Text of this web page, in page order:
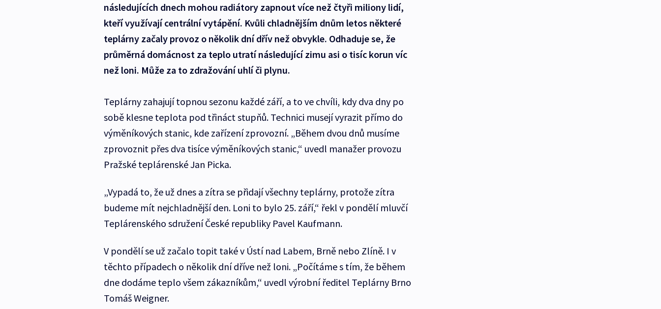
následujících dnech mohou radiátory zapnout více než čtyři miliony lidí,
kteří využívají centrální vytápění. Kvůli chladnějším dnům letos některé
teplárny začaly provoz o několik dní dřív než obvykle. Odhaduje se, že
průměrná domácnost za teplo utratí následující zimu asi o tisíc korun víc
než loni. Může za to zdražování uhlí či plynu.
Teplárny zahajují topnou sezonu každé září, a to ve chvíli, kdy dva dny po
sobě klesne teplota pod třináct stupňů. Technici musejí vyrazit přímo do
výměníkových stanic, kde zařízení zprovozní. „Během dvou dnů musíme
zprovoznit přes dva tisíce výměníkových stanic,“ uvedl manažer provozu
Pražské teplárenské Jan Picka.
„Vypadá to, že už dnes a zítra se přidají všechny teplárny, protože zítra
budeme mít nejchladnější den. Loni to bylo 25. září,“ řekl v pondělí mluvčí
Teplárenského sdružení České republiky Pavel Kaufmann.
V pondělí se už začalo topit také v Ústí nad Labem, Brně nebo Zlíně. I v
těchto případech o několik dní dříve než loni. „Počítáme s tím, že během
dne dodáme teplo všem zákazníkům,“ uvedl výrobní ředitel Teplárny Brno
Tomáš Weigner.